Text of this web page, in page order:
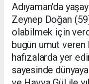
Adıyaman'da
Zeynep Doğan
olabilmek için
bugün umut
hafızalarda yer
sayesinde